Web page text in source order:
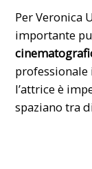
Per Veronica
importante
l’attrice è
spaziano tra